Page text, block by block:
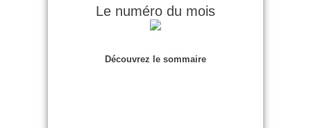
Le numéro du mois
Découvrez le sommaire